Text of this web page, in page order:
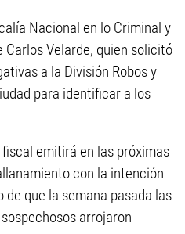
Nacional en lo Criminal y
Carlos Velarde, quien solicitó
a la División Robos y
para identificar a los
emitirá en las próximas
con la intención
que la semana pasada las
arrojaron